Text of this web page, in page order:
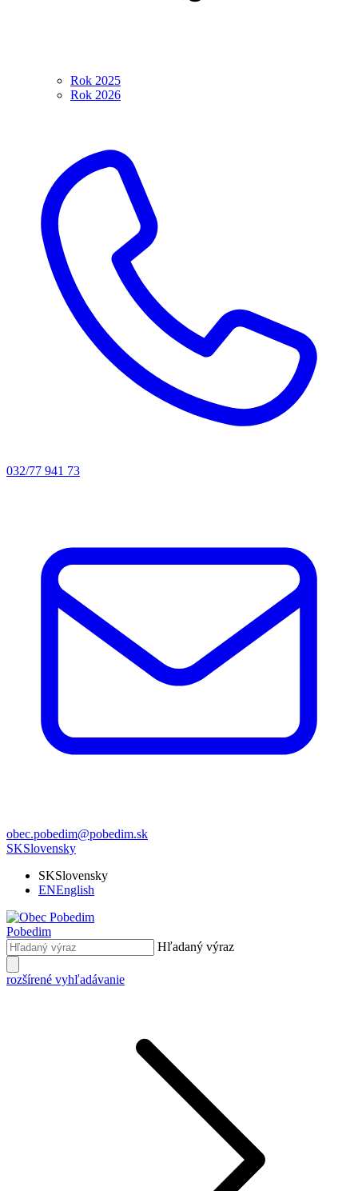
Rok 2025
Rok 2026
032/77 941 73
obec.pobedim@pobedim.sk
SKSlovensky
SKSlovensky
ENEnglish
Pobedim
Hľadaný výraz
rozšírené vyhľadávanie